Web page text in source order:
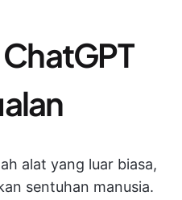
alat yang luar biasa,
sentuhan manusia.